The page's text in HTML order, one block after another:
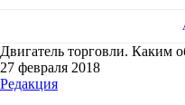
Двигатель торговли. Каким
27 февраля 2018
Редакция